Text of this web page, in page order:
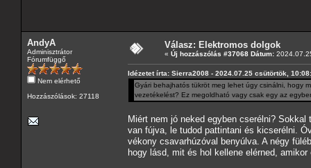
AndyA
Adminisztrátor
Fórumfüggő
Nem elérhető
Hozzászólások: 27118
Válasz: Elektromos dolgok
« Új hozzászólás #37068 Dátum:
Idézetet írta: Sierra2008 - 2024.07.25 csütörtök,
Gyári behajhatós tükröt meg lehet úgy csinálni, hogy
vezetékelést? Ez megoldható vagy csak egy az
Miért nem jó neked egyben cserélni?
van fújva, le tudod pattintani és kicserélni.
vékony csavarhúzóval benyúlva. A négy
hogy lásd, mit és hol kellene elérned,